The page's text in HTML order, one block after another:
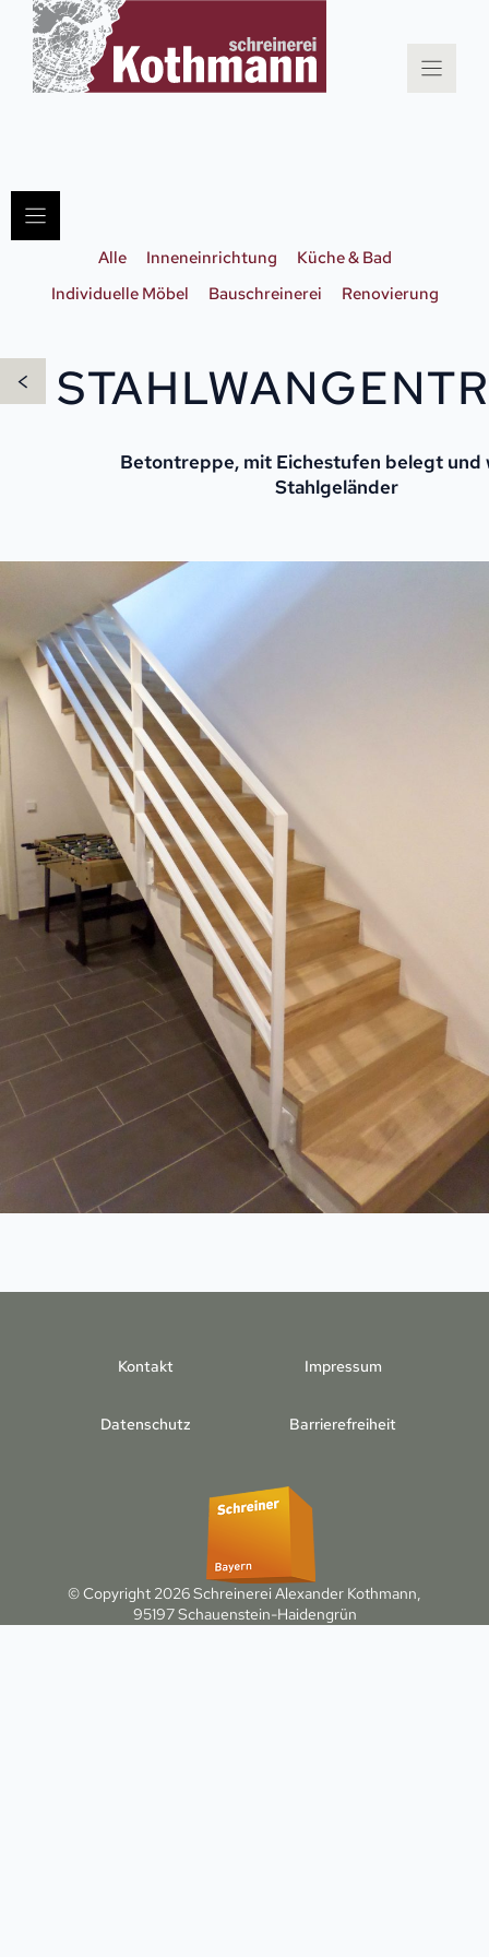
Inhalt
springen
Alle Inneneinrichtung
Küche & Bad
Individuelle Möbel
Bauschreinerei Renovierung
<
Betontreppe, mit Eichestufen belegt und
Stahlgeländer
Kontakt Impressum
Datenschutz Barrierefreiheit
© Copyright 2026 Schreinerei Alexander Kothmann,
95197 Schauenstein-Haidengrün